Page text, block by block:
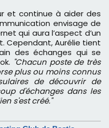
et continue à aider des
envisage de
qui aura l’aspect d’un
Cependant, Aurélie tient
des échanges qui se
"Chacun poste de très
plus ou moins connus
de découvrir de
d'échanges dans les
s'est créé."